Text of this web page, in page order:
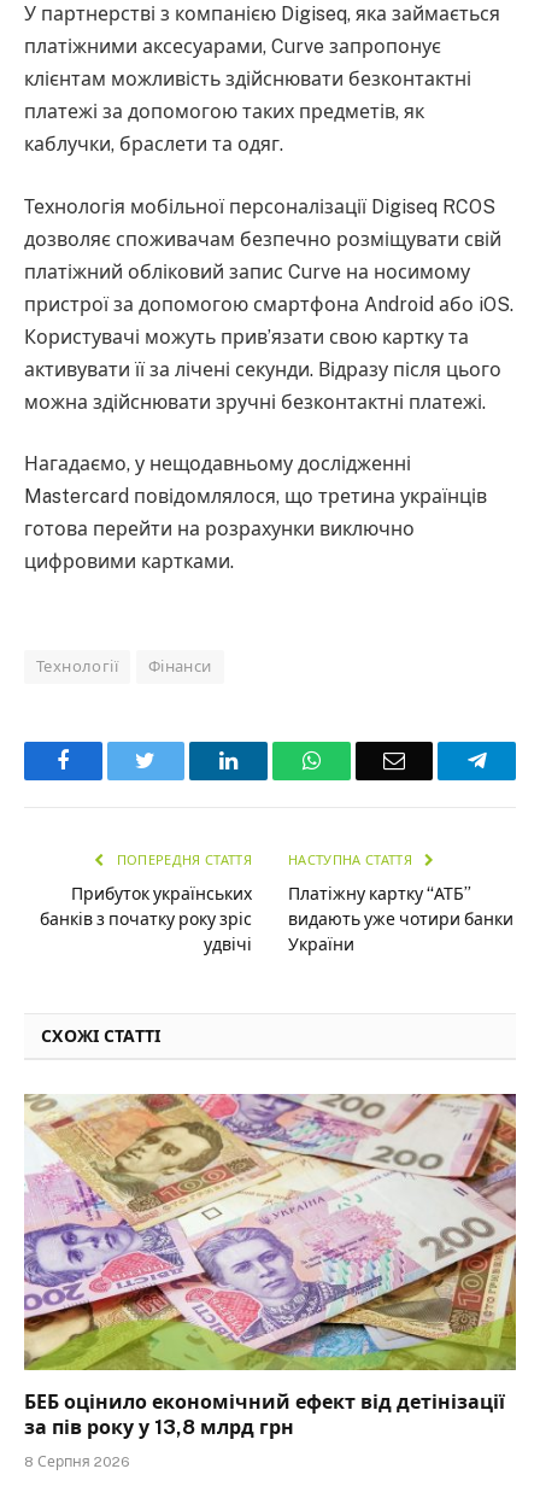
У партнерстві з компанією Digiseq, яка займається
платіжними аксесуарами, Curve запропонує
клієнтам можливість здійснювати безконтактні
платежі за допомогою таких предметів, як
каблучки, браслети та одяг.
Технологія мобільної персоналізації Digiseq RCOS
дозволяє споживачам безпечно розміщувати свій
платіжний обліковий запис Curve на носимому
пристрої за допомогою смартфона Android або iOS.
Користувачі можуть прив’язати свою картку та
активувати її за лічені секунди. Відразу після цього
можна здійснювати зручні безконтактні платежі.
Нагадаємо, у нещодавньому дослідженні
Mastercard повідомлялося, що третина українців
готова перейти на розрахунки виключно
цифровими картками.
Технології Фінанси
Facebook LinkedInWhatsAppEmail
ПОПЕРЕДНЯ СТАТТЯ
Прибуток українських
банків з початку року зріс
удвічі
НАСТУПНА СТАТТЯ
Платіжну картку “АТБ”
видають уже чотири банки
України
СХОЖІ СТАТТІ
БЕБ оцінило економічний ефект від детінізації
за пів року у 13,8 млрд грн
8 Серпня 2026